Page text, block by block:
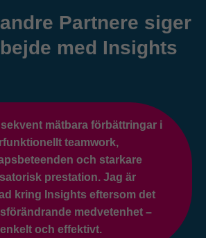
Partnere siger
med Insights
mätbara förbättringar i
teamwork,
och starkare
prestation. Jag är
kring Insights eftersom det
medvetenhet –
enkelt och effektivt.